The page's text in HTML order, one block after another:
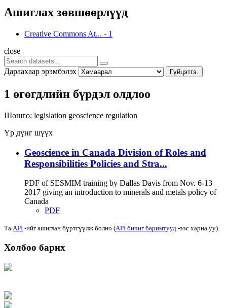
Ашиглах зөвшөөрлүүд
Creative Commons At... - 1
close
Дараахаар эрэмбэлэх Гүйцэтгэ.
1 өгөгдлийн бүрдэл олдлоо
Шошго: legislation geoscience regulation
Үр дүнг шүүх
Geoscience in Canada Division of Roles and
Responsibilities Policies and Stra...
PDF of SESMIM training by Dallas Davis from Nov. 6-13
2017 giving an introduction to minerals and metals policy of
Canada
PDF
Та API -ийг ашиглан бүртгүүлж болно (API бичиг баримтууд -ээс харна уу).
Холбоо барих